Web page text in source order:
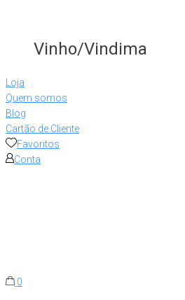
Vinho/Vindima
Loja
Quem somos
Blog
Cartão de Cliente
Favoritos
Conta
0